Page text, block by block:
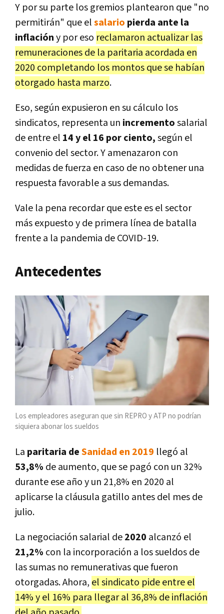
Y por su parte los gremios plantearon que "no
permitirán" que elsalario pierda ante la
inflacióny por eso reclamaron actualizar las
remuneraciones de la paritaria acordada en
2020 completando los montos que se habían
otorgado hasta marzo.
Eso, según expusieron en su cálculo los
sindicatos, representa un incrementosalarial
de entre el 14 y el 16 por ciento,según el
convenio del sector. Y amenazaron con
medidas de fuerza en caso de no obtener una
respuesta favorable a sus demandas.
Vale la pena recordar que este es el sector
más expuesto y de primera línea de batalla
frente a la pandemia de COVID-19.
Antecedentes
Los empleadores aseguran que sin REPRO y ATP no podrían
siquiera abonar los sueldos
La paritaria deSanidad en 2019 llegó al
53,8% de aumento, que se pagó con un 32%
durante ese año y un 21,8% en 2020 al
aplicarse la cláusula gatillo antes del mes de
julio.
La negociación salarial de2020 alcanzó el
21,2% con la incorporación a los sueldos de
las sumas no remunerativas que fueron
otorgadas. Ahora, el sindicato pide entre el
14% y el 16% para llegar al 36,8% de inflación